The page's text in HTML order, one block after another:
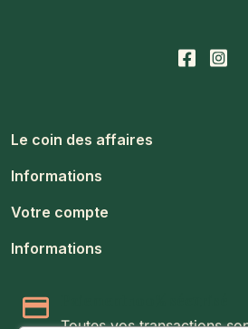
Le coin des affaires
Informations
Votre compte
Informations
Toutes vos transactions